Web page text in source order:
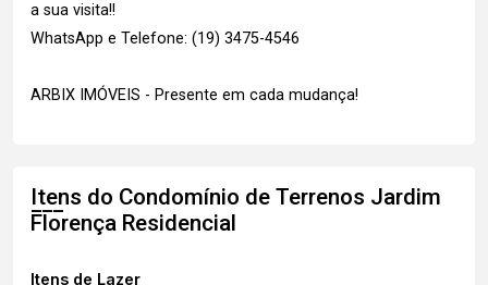
a sua visita!!
WhatsApp e Telefone: (19) 3475-4546
ARBIX IMÓVEIS - Presente em cada mudança!
Itens do Condomínio de Terrenos Jardim
Florença Residencial
Itens de Lazer